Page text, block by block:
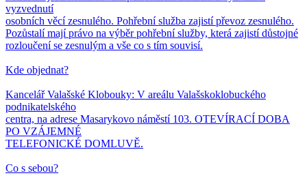
vyzvednutí
osobních věcí zesnulého. Pohřební služba zajistí převoz zesnulého.
Pozůstalí mají právo na výběr pohřební služby, která zajistí důstojné
rozloučení se zesnulým a vše co s tím souvisí.
Kde objednat?
Kancelář Valašské Klobouky: V areálu Valašskoklobuckého
podnikatelského
centra, na adrese Masarykovo náměstí 103. OTEVÍRACÍ DOBA
PO VZÁJEMNÉ
TELEFONICKÉ DOMLUVĚ.
Co s sebou?